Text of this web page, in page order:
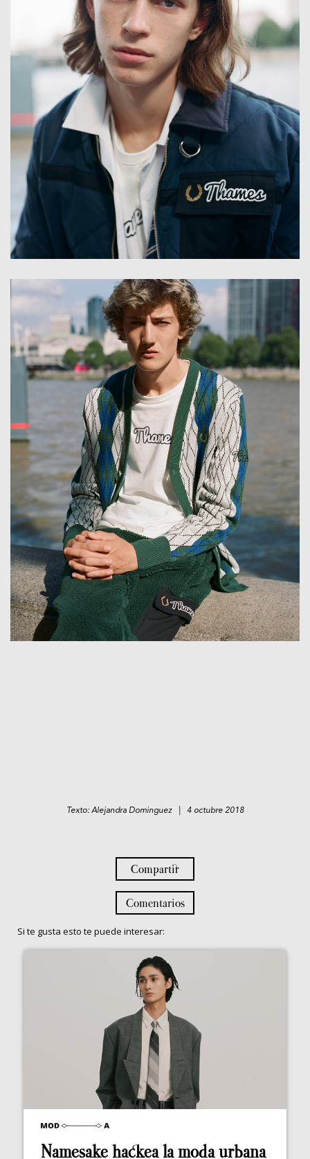
Texto: Alejandra Dominguez | 4 octubre 2018
Compartir
Comentarios
Si te gusta esto te puede interesar:
Namesake hackea la moda urbana